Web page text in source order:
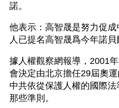
諾。
他表示：高智晟是努力促
人已提名高智晟爲今年諾貝
據人權觀察網報導，2001
會決定由北京擔任29屆奧
中共依從保護人權的國際
那些準則。